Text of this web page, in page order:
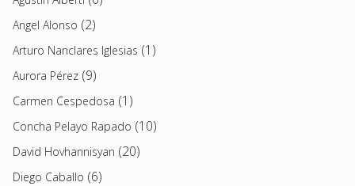
Angel Alonso (2)
Arturo Nanclares Iglesias (1)
Aurora Pérez (9)
Carmen Cespedosa (1)
Concha Pelayo Rapado (10)
David Hovhannisyan (20)
Diego Caballo (6)